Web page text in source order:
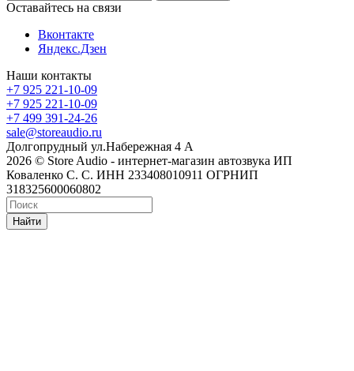
Оставайтесь на связи
Вконтакте
Яндекс.Дзен
Наши контакты
+7 925 221-10-09
+7 925 221-10-09
+7 499 391-24-26
sale@storeaudio.ru
Долгопрудный ул.Набережная 4 А
2026 © Store Audio - интернет-магазин автозвука ИП
Коваленко С. С. ИНН 233408010911 ОГРНИП
318325600060802
Найти